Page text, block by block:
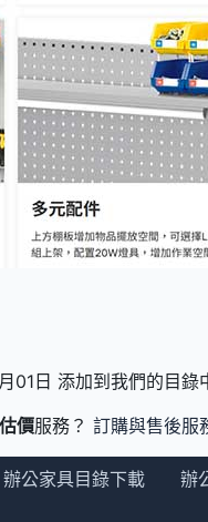
01日 添加到我們的目錄
價服務？ 訂購與售後服
辦公家具目錄下載 辦